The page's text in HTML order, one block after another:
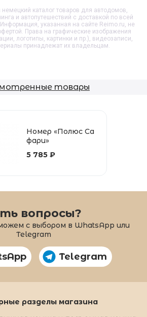
каталог товаров для автодомов,
и автопутешествий с доставкой по всей
указанная на сайте Reimo.ru, не
Права на графические изображения
логотипы, картинки и пр.), видеозаписи,
принадлежат их владельцам.
товары
Номер «Полюс Са
фари»
5 785 ₽
вопросы?
с выбором в WhatsApp или
Telegram
Telegram
разделы магазина